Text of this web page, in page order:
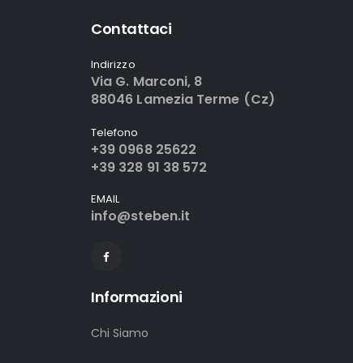
Contattaci
Indirizzo
Via G. Marconi, 8
88046 Lamezia Terme (Cz)
Telefono
+39 0968 25622
+39 328 91 38 572
EMAIL
info@steben.it
Informazioni
Chi Siamo